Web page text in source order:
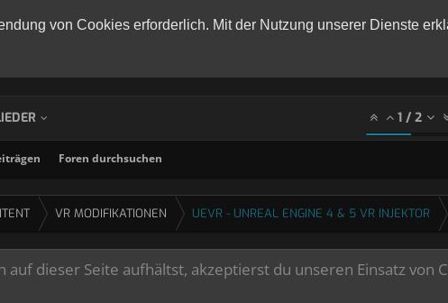
von Cookies erforderlich. Mit der Nutzung unserer Dienste
Foren durchsuchen
1 / 2
VR MODIFIKATIONEN UEVR - UNREAL ENGINE 4 & 5 VR INJEKTOR
dieser Seite aufhältst, akzeptierst du unseren Einsatz von